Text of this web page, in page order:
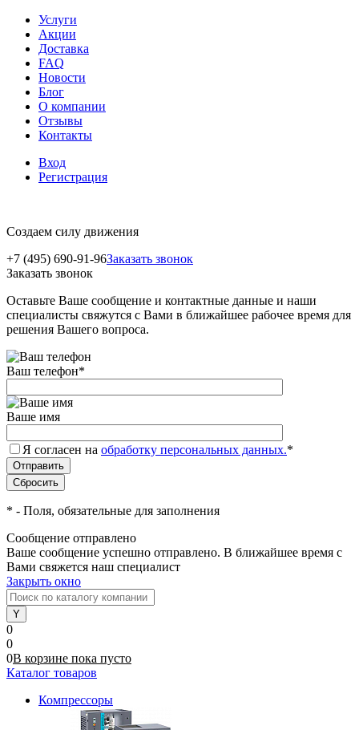
Услуги
Акции
Доставка
FAQ
Новости
Блог
О компании
Отзывы
Контакты
Вход
Регистрация
Создаем силу движения
+7 (495) 690-91-96Заказать звонок
Заказать звонок
Оставьте Ваше сообщение и контактные данные и наши
специалисты свяжутся с Вами в ближайшее рабочее время для
решения Вашего вопроса.
Ваш телефон*
Ваше имя
Я согласен на обработку персональных данных.*
* - Поля, обязательные для заполнения
Сообщение отправлено
Ваше сообщение успешно отправлено. В ближайшее время с
Вами свяжется наш специалист
Закрыть окно
0
0
0В корзине пока пусто
Каталог товаров
Компрессоры